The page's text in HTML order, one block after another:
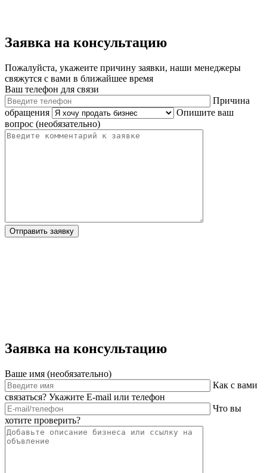
Заявка на консультацию
Пожалуйста, укажеите причину заявки, наши менеджеры
свяжутся с вами в ближайшее время
Ваш телефон для связи
Причина
обращения
Опишите ваш
вопрос (необязательно)
Отправить заявку
Заявка на консультацию
Ваше имя (необязательно)
Как с вами
связаться? Укажите E-mail или телефон
Что вы
хотите проверить?